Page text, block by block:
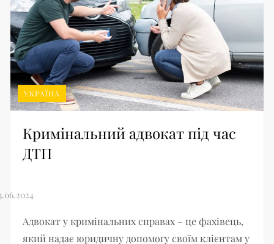
УКРАЇНА
Кримінальний адвокат під час
ДТП
Адвокат у кримінальних справах – це фахівець,
який надає юридичну допомогу своїм клієнтам у